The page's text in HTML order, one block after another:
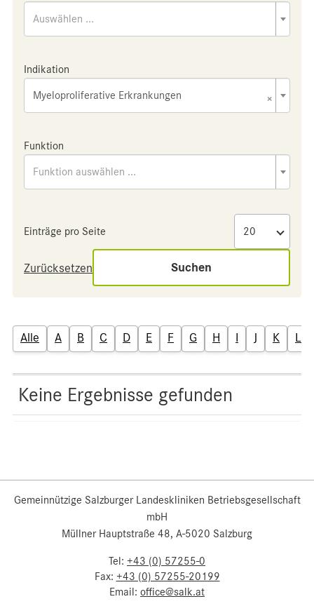
Auswählen ...
Indikation
×
Myeloproliferative Erkrankungen
Funktion
Funktion auswählen ...
Einträge pro Seite
Zurücksetzen Suchen
Alle A B C D E F G H I J K L
Keine Ergebnisse gefunden
Gemeinnützige Salzburger Landeskliniken Betriebsgesellschaft
mbH
Müllner Hauptstraße 48, A-5020 Salzburg
Tel: +43 (0) 57255-0
Fax: +43 (0) 57255-20199
Email: office@salk.at